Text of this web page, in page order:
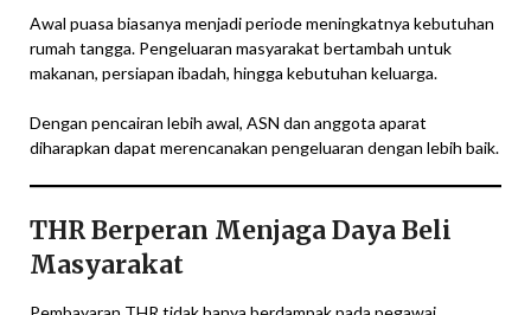
Awal puasa biasanya menjadi periode meningkatnya kebutuhan
rumah tangga. Pengeluaran masyarakat bertambah untuk
makanan, persiapan ibadah, hingga kebutuhan keluarga.
Dengan pencairan lebih awal, ASN dan anggota aparat
diharapkan dapat merencanakan pengeluaran dengan lebih baik.
THR Berperan Menjaga Daya Beli
Masyarakat